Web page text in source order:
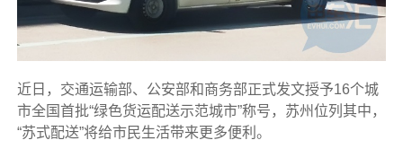
近日，交通运输部、公安部和商务部正式发文授予16个城
市全国首批“绿色货运配送示范城市”称号，苏州位列其中，
“苏式配送”将给市民生活带来更多便利。